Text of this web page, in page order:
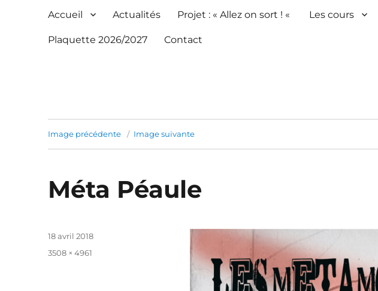
Accueil Actualités Projet : « Allez on sort ! « Les cours
Plaquette 2026/2027 Contact
Image précédente Image suivante
Méta Péaule
Publié
le
18 avril 2018
Taille
3508 × 4961